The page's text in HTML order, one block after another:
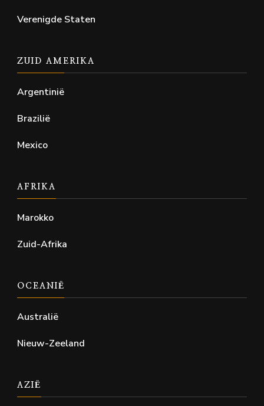
Verenigde Staten
ZUID AMERIKA
Argentinië
Brazilië
Mexico
AFRIKA
Marokko
Zuid-Afrika
OCEANIË
Australië
Nieuw-Zeeland
AZIË